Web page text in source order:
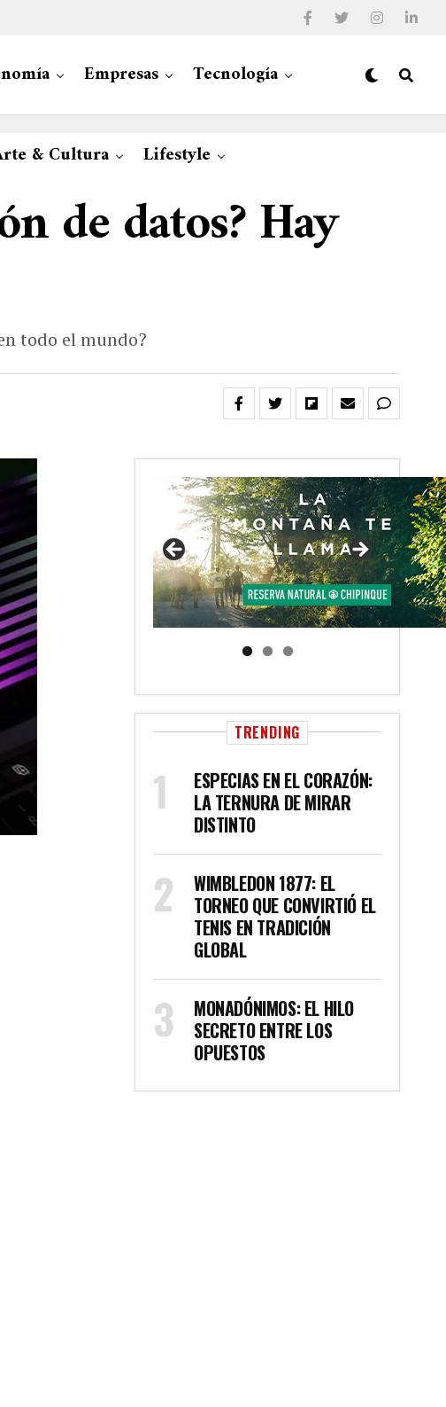
Empresas Tecnología
& Cultura Lifestyle
de datos? Hay
todo el mundo?
TRENDING
ESPECIAS EN EL CORAZÓN:
LA TERNURA DE MIRAR
DISTINTO
WIMBLEDON 1877: EL
TORNEO QUE CONVIRTIÓ EL
TENIS EN TRADICIÓN
GLOBAL
MONADÓNIMOS: EL HILO
SECRETO ENTRE LOS
OPUESTOS